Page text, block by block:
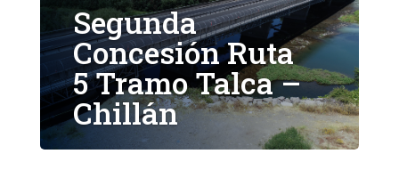
Segunda
Concesión Ruta
5 Tramo Talca –
Chillán